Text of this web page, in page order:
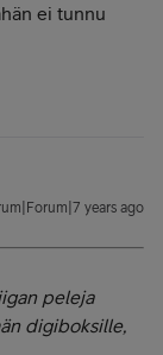
ei tunnu
years ago
peleja
digiboksille,